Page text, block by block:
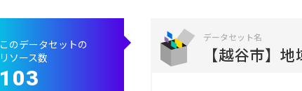
データセット名
【越谷市】
このデータセットの
リソース数
103